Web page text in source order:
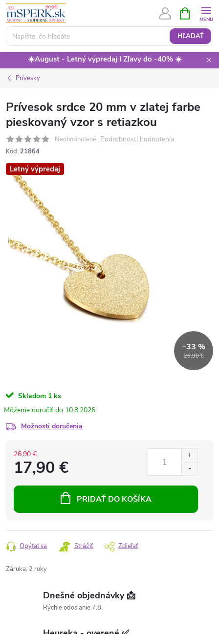
Prejsť
obsah
HĽADAŤ
KOŠÍK
☀️August - Letný výpredaj I Zľavy do -40% ☀️
Prívesky
Prívesok srdce 20 mm v zlatej farbe
pieskovaný vzor s retiazkou
Neohodnotené Podrobnosti hodnotenia
Kód: 21864
Letný výpredaj
26,90 €
–33 %
Skladom 1 ks
10.8.2026
Možnosti doručenia
26,90 €
17,90 €
PRIDAŤ DO KOŠÍKA
Opýtať sa Strážiť Zdieľať
Záruka: 2 roky
Dnešné objednávky 📩
Rýchle odoslanie 7.8.